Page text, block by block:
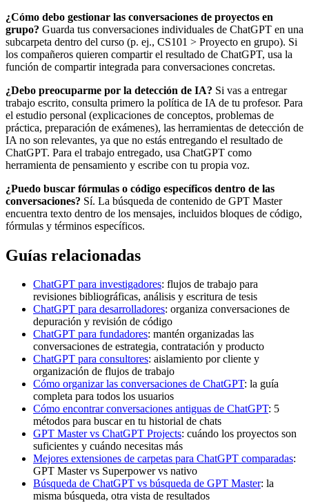
¿Cómo debo gestionar las conversaciones de proyectos en
grupo? Guarda tus conversaciones individuales de ChatGPT en una
subcarpeta dentro del curso (p. ej., CS101 > Proyecto en grupo). Si
los compañeros quieren compartir el resultado de ChatGPT, usa la
función de compartir integrada para conversaciones concretas.
¿Debo preocuparme por la detección de IA? Si vas a entregar
trabajo escrito, consulta primero la política de IA de tu profesor. Para
el estudio personal (explicaciones de conceptos, problemas de
práctica, preparación de exámenes), las herramientas de detección de
IA no son relevantes, ya que no estás entregando el resultado de
ChatGPT. Para el trabajo entregado, usa ChatGPT como
herramienta de pensamiento y escribe con tu propia voz.
¿Puedo buscar fórmulas o código específicos dentro de las
conversaciones? Sí. La búsqueda de contenido de GPT Master
encuentra texto dentro de los mensajes, incluidos bloques de código,
fórmulas y términos específicos.
Guías relacionadas
ChatGPT para investigadores: flujos de trabajo para
revisiones bibliográficas, análisis y escritura de tesis
ChatGPT para desarrolladores: organiza conversaciones de
depuración y revisión de código
ChatGPT para fundadores: mantén organizadas las
conversaciones de estrategia, contratación y producto
ChatGPT para consultores: aislamiento por cliente y
organización de flujos de trabajo
Cómo organizar las conversaciones de ChatGPT: la guía
completa para todos los usuarios
Cómo encontrar conversaciones antiguas de ChatGPT: 5
métodos para buscar en tu historial de chats
GPT Master vs ChatGPT Projects: cuándo los proyectos son
suficientes y cuándo necesitas más
Mejores extensiones de carpetas para ChatGPT comparadas:
GPT Master vs Superpower vs nativo
Búsqueda de ChatGPT vs búsqueda de GPT Master: la
misma búsqueda, otra vista de resultados